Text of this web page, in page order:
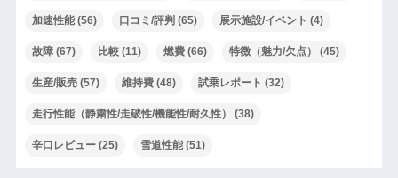
加速性能(56) 口コミ/評判 (65) 展示施設/イベント (4)
故障(67) 比較(11) 燃費(66) 特徴（魅力/欠点） (45)
生産/販売(57) 維持費(48) 試乗レポート (32)
走行性能（静粛性/走破性/機能性/耐久性） (38)
辛口レビュー(25) 雪道性能(51)